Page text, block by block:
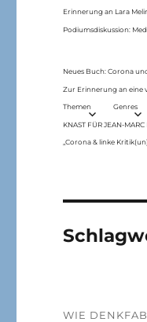
Erinnerung an Lara
Podiumsdiskussion:
Neues Buch: Corona
Zur Erinnerung an eine
Themen Genres
KNAST FÜR JEAN-
„Corona & linke
WIE